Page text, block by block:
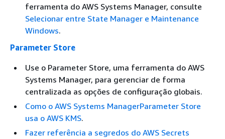
ferramenta do AWS Systems Manager, consulte
Selecionar entre State Manager e Maintenance
Windows.
Parameter Store
Use o Parameter Store, uma ferramenta do AWS
Systems Manager, para gerenciar de forma
centralizada as opções de configuração globais.
Como o AWS Systems ManagerParameter Store
usa o AWS KMS.
Fazer referência a segredos do AWS Secrets